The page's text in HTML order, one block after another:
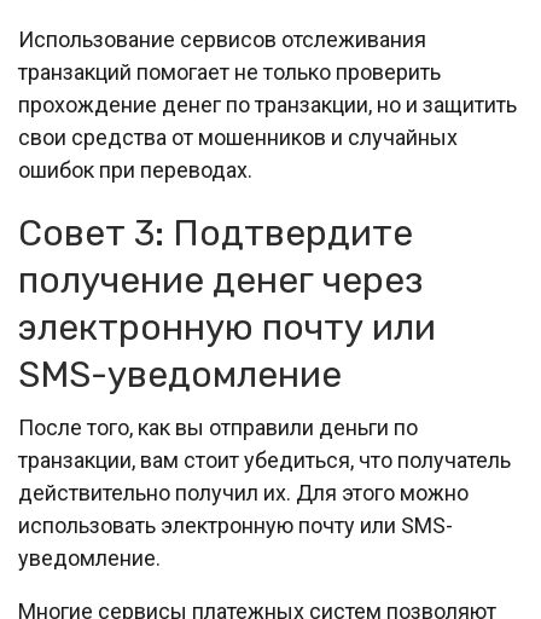
Использование сервисов отслеживания
транзакций помогает не только проверить
прохождение денег по транзакции, но и защитить
свои средства от мошенников и случайных
ошибок при переводах.
Совет 3: Подтвердите
получение денег через
электронную почту или
SMS-уведомление
После того, как вы отправили деньги по
транзакции, вам стоит убедиться, что получатель
действительно получил их. Для этого можно
использовать электронную почту или SMS-
уведомление.
Многие сервисы платежных систем позволяют